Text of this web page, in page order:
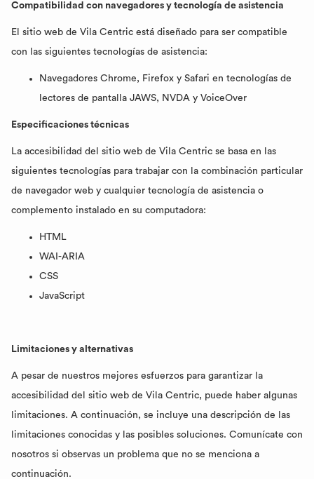
Compatibilidad con navegadores y tecnología de asistencia
El sitio web de Vila Centric está diseñado para ser compatible
con las siguientes tecnologías de asistencia:
Navegadores Chrome, Firefox y Safari en tecnologías de
lectores de pantalla JAWS, NVDA y VoiceOver
Especificaciones técnicas
La accesibilidad del sitio web de Vila Centric se basa en las
siguientes tecnologías para trabajar con la combinación particular
de navegador web y cualquier tecnología de asistencia o
complemento instalado en su computadora:
HTML
WAI-ARIA
CSS
JavaScript
Limitaciones y alternativas
A pesar de nuestros mejores esfuerzos para garantizar la
accesibilidad del sitio web de Vila Centric, puede haber algunas
limitaciones. A continuación, se incluye una descripción de las
limitaciones conocidas y las posibles soluciones. Comunícate con
nosotros si observas un problema que no se menciona a
continuación.